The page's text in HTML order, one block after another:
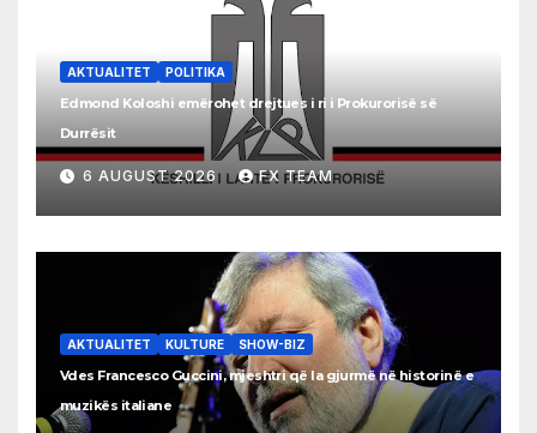
AKTUALITET POLITIKA
Edmond Koloshi emërohet drejtues i ri i Prokurorisë së
Durrësit
6 AUGUST 2026 FX TEAM
AKTUALITET KULTURE SHOW-BIZ
Vdes Francesco Guccini, mjeshtri që la gjurmë në historinë e
muzikës italiane